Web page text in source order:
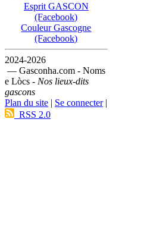
Esprit GASCON
(Facebook)
Couleur Gascogne
(Facebook)
2024-2026
— Gasconha.com - Noms
e Lòcs - Nos lieux-dits
gascons
Plan du site | Se connecter|
RSS 2.0